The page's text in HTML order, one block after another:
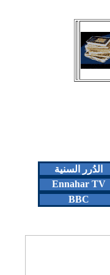
الدُرر السنية
Ennahar TV
BBC